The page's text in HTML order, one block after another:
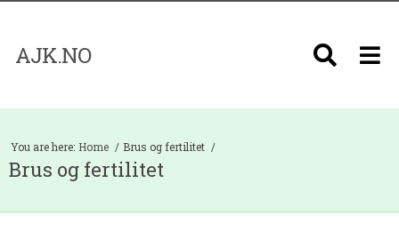
AJK.NO
You are here: Home Brus og fertilitet
Brus og fertilitet